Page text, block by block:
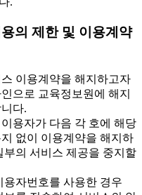
의 제한 및 이용계약
이용계약을 해지하고자
으로 교육정보원에 해지
다.
용자가 다음 각 호에 해당
없이 이용계약을 해지하
부의 서비스 제공을 중지할
용자번호를 사용한 경우